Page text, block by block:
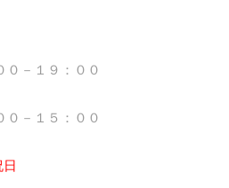
０－１９：００
１５：００